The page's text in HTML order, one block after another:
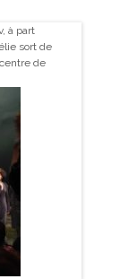
à part
sort de
de